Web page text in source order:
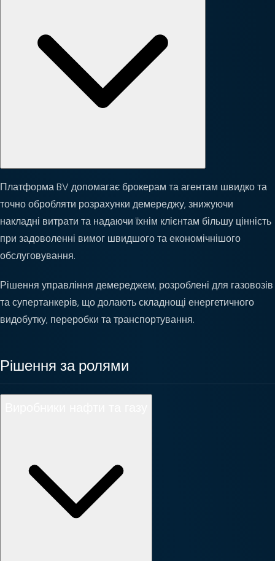
Платформа BV допомагає брокерам та агентам швидко та
точно обробляти розрахунки демереджу, знижуючи
накладні витрати та надаючи їхнім клієнтам більшу цінність
при задоволенні вимог швидшого та економічнішого
обслуговування.
Рішення управління демереджем, розроблені для газовозів
та супертанкерів, що долають складнощі енергетичного
видобутку, переробки та транспортування.
Рішення за ролями